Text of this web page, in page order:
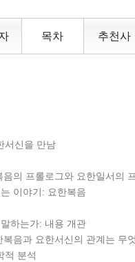
목차 추천사
서신을 만남
의 프롤로그와 요한일서의
이야기: 요한복음
하는가: 내용 개관
음과 요한서신의 관계는 무
적 분석